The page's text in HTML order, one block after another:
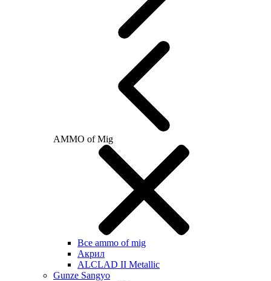
AMMO of Mig
Все ammo of mig
Акрил
ALCLAD II Metallic
Gunze Sangyo